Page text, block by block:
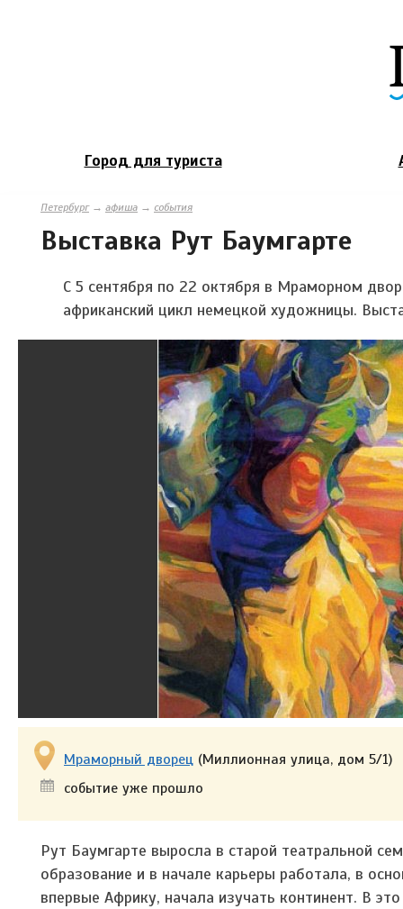
Город для туриста
Петербург→ афиша → события
Выставка Рут Баумгарте
С 5 сентября по 22 октября в Мраморном
африканский цикл немецкой художницы.
Мраморный дворец (Миллионная улица, дом 5/1)
событие уже прошло
Рут Баумгарте выросла в старой театральной
образование и в начале карьеры работала, в
впервые Африку, начала изучать континент. В